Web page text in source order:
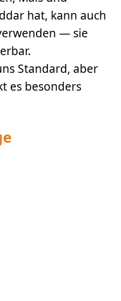
hat, kann auch
— sie
Standard, aber
es besonders